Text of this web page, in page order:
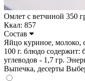
Омлет с ветчиной 350
Ккал: 857
Состав
Яйцо куриное, молоко,
100 г. блюдо содержит:
углеводов - 1,7 гр.
Выпечка, десерты